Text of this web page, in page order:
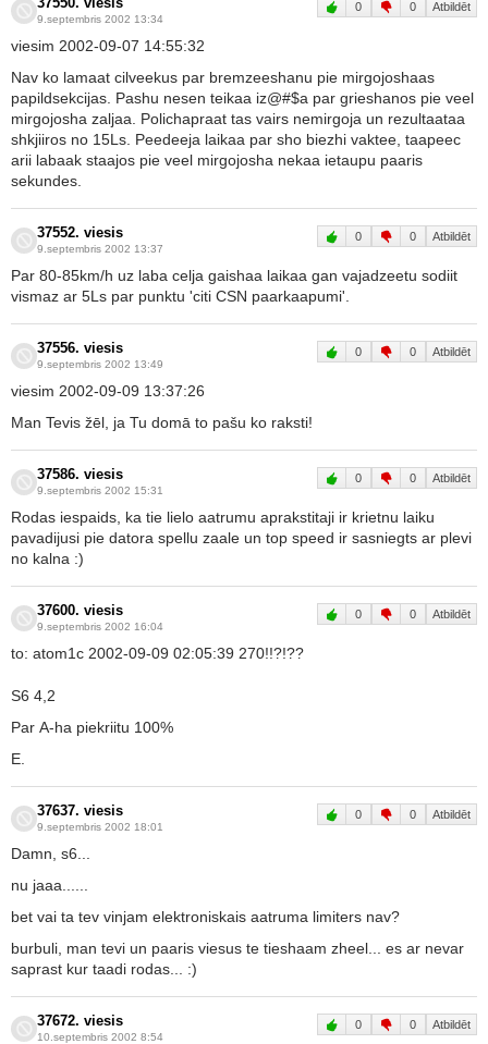
37550. viesis
9.septembris 2002 13:34
0 0 Atbildēt
viesim 2002-09-07 14:55:32
Nav ko lamaat cilveekus par bremzeeshanu pie mirgojoshaas
papildsekcijas. Pashu nesen teikaa iz@#$a par grieshanos pie veel
mirgojosha zaljaa. Polichapraat tas vairs nemirgoja un rezultaataa
shkjiiros no 15Ls. Peedeeja laikaa par sho biezhi vaktee, taapeec
arii labaak staajos pie veel mirgojosha nekaa ietaupu paaris
sekundes.
37552. viesis
9.septembris 2002 13:37
0 0 Atbildēt
Par 80-85km/h uz laba celja gaishaa laikaa gan vajadzeetu sodiit
vismaz ar 5Ls par punktu 'citi CSN paarkaapumi'.
37556. viesis
9.septembris 2002 13:49
0 0 Atbildēt
viesim 2002-09-09 13:37:26
Man Tevis žēl, ja Tu domā to pašu ko raksti!
37586. viesis
9.septembris 2002 15:31
0 0 Atbildēt
Rodas iespaids, ka tie lielo aatrumu aprakstitaji ir krietnu laiku
pavadijusi pie datora spellu zaale un top speed ir sasniegts ar plevi
no kalna :)
37600. viesis
9.septembris 2002 16:04
0 0 Atbildēt
to: atom1c 2002-09-09 02:05:39 270!!?!??
S6 4,2
Par A-ha piekriitu 100%
E.
37637. viesis
9.septembris 2002 18:01
0 0 Atbildēt
Damn, s6...
nu jaaa......
bet vai ta tev vinjam elektroniskais aatruma limiters nav?
burbuli, man tevi un paaris viesus te tieshaam zheel... es ar nevar
saprast kur taadi rodas... :)
37672. viesis
10.septembris 2002 8:54
0 0 Atbildēt